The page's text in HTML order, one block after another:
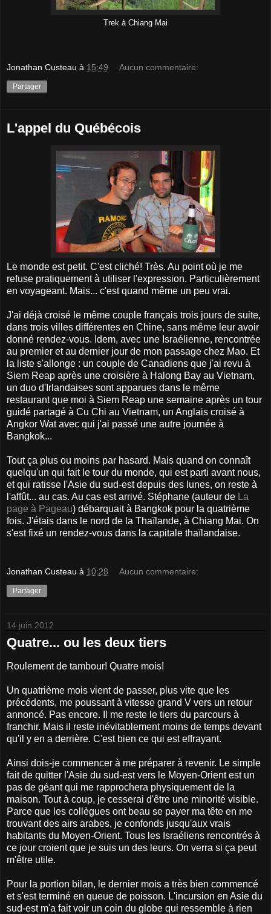
Trek à Chiang Mai
Jonathan Custeau à 15:49 Aucun commentaire:
Partager
L'appel du Québécois
Le monde est petit. C'est cliché! Très. Au point où je me
refuse pratiquement à utiliser l'expression. Particulièrement
en voyageant. Mais... c'est quand même un peu vrai.
J'ai déjà croisé le même couple français trois jours de suite,
dans trois villes différentes en Chine, sans même leur avoir
donné rendez-vous. Idem, avec une Israélienne, rencontrée
au premier et au dernier jour de mon passage chez Mao. Et
la liste s'allonge : un couple de Canadiens que j'ai revu à
Siem Reap après une croisière à Halong Bay au Vietnam,
un duo d'Irlandaises sont apparues dans le même
restaurant que moi à Siem Reap une semaine après un tour
guidé partagé à Cu Chi au Vietnam, un Anglais croisé à
Angkor Wat avec qui j'ai passé une autre journée à
Bangkok...
Tout ça plus ou moins par hasard. Mais quand on connaît
quelqu'un qui fait le tour du monde, qui est parti avant nous,
et qui ratisse l'Asie du sud-est depuis des lunes, on reste à
l'affût... au cas. Au cas est arrivé. Stéphane (auteur de La
page à Pageau) débarquait à Bangkok pour la quatrième
fois. J'étais dans le nord de la Thaïlande, à Chiang Mai. On
s'est fixé un rendez-vous dans la capitale thaïlandaise.
Jonathan Custeau à 10:28 Aucun commentaire:
Partager
14 juin 2012
Quatre... ou les deux tiers
Roulement de tambour! Quatre mois!
Un quatrième mois vient de passer, plus vite que les
précédents, me poussant à vitesse grand V vers un retour
annoncé. Pas encore. Il me reste le tiers du parcours à
franchir. Mais il reste inévitablement moins de temps devant
qu'il y en a derrière. C'est bien ce qui est effrayant.
Ainsi dois-je commencer à me préparer à revenir. Le simple
fait de quitter l'Asie du sud-est vers le Moyen-Orient est un
pas de géant qui me rapprochera physiquement de la
maison. Tout à coup, je cesserai d'être une minorité visible.
Parce que les collègues ont beau se payer ma tête en me
trouvant des airs arabes, je confonds jusqu'aux vrais
habitants du Moyen-Orient. Tous les Israéliens rencontrés à
ce jour croient que je suis un des leurs. On verra si ça peut
m'être utile.
Pour la portion bilan, le dernier mois a très bien commencé
et s'est terminé en queue de poisson. L'incursion en Asie du
sud-est m'a fait voir un coin du globe qui ressemble à rien